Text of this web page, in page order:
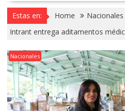
Estas en: Home
Nacionales
Intrant entrega aditamentos
Nacionales